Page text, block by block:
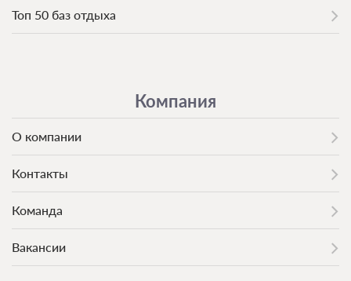
Топ 50 баз отдыха
Компания
О компании
Контакты
Команда
Вакансии